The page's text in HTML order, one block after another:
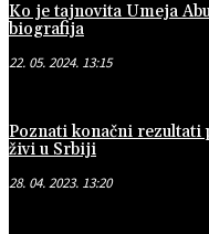
Ko je tajnovita Umeja
biografija
22. 05. 2024. 13:15
Poznati konačni rezultati
živi u Srbiji
28. 04. 2023. 13:20